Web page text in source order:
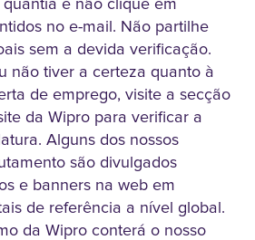
e não clique em
no e-mail. Não partilhe
sem a devida verificação.
não tiver a certeza quanto à
de emprego, visite a secção
da Wipro para verificar a
Alguns dos nossos
são divulgados
e banners na web em
de referência a nível global.
da Wipro conterá o nosso